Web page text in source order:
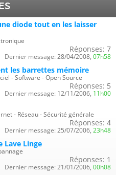
diode tout en les laisser
Réponses: 7
Dernier message: 28/04/2008, 07h58
les barrettes mémoire
- Software - Open Source
Réponses: 5
Dernier message: 12/11/2006, 11h00
- Réseau - Sécurité générale
Réponses: 4
Dernier message: 25/07/2006, 23h48
Lave Linge
Réponses: 1
Dernier message: 21/01/2006, 00h08